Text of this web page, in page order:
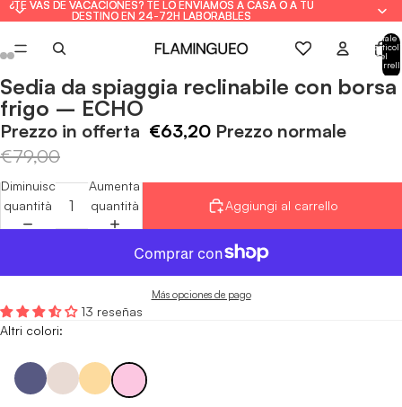
¿TE VAS DE VACACIONES? TE LO ENVIAMOS A CASA O A TU
DESTINO EN 24-72H LABORABLES
¿TE VAS DE VACACIONES? TE LO ENVIAMOS A CASA O A TU
DESTINO EN 24-72H LABORABLES
Totale
articoli
nel
Apri
immagine
a
intero
Apri
immagine
a
intero
Apri
immagine
a
intero
Apri
immagine
a
intero
Apri
immagine
a
intero
Apri
immagine
a
intero
Sedia da spiaggia reclinabile con borsa
frigo – ECHO
Prezzo in offerta €63,20 Prezzo normale
€79,00
Diminuisci
quantità
Aumenta
quantità
Aggiungi al carrello
Más opciones de pago
13 reseñas
Altri colori: